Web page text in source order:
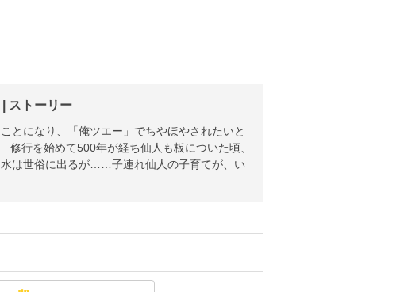
ストーリー
とになり、「俺ツエー」でちやほやされたいと
行を始めて500年が経ち仙人も板についた頃、
は世俗に出るが……子連れ仙人の子育てが、い